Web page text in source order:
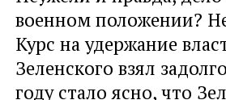
военном положении?
Курс на удержание
Зеленского взял
году стало ясно, что